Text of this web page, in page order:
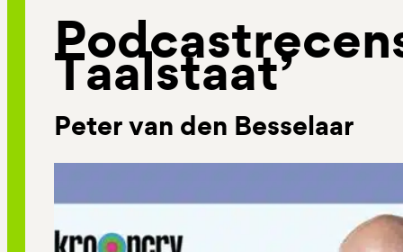
Taalstaat’
Peter van den Besselaar